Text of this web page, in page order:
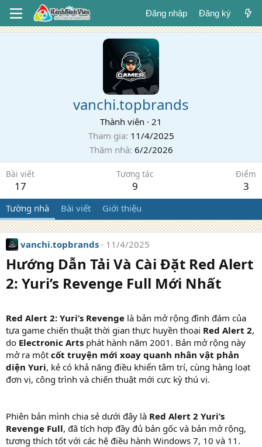
Đăng nhập Đăng ký
vanchi.topbrands
Thành viên · 21
Tham gia 11/4/2025
Thăm nhà 6/2/2026
Bài viết
17
Tương tác
9
Điểm
3
Tường nhà Bài viết Giới thiệu
vanchi.topbrands 11/4/2025
Hướng Dẫn Tải Và Cài Đặt Red Alert
2: Yuri’s Revenge Full Mới Nhất
Red Alert 2: Yuri’s Revenge là bản mở rộng đình đám của
tựa game chiến thuật thời gian thực huyền thoại Red Alert 2,
do Electronic Arts phát hành năm 2001. Bản mở rộng này
mở ra một cốt truyện mới xoay quanh nhân vật phản
diện Yuri, kẻ có khả năng điều khiển tâm trí, cùng hàng loạt
đơn vị, công trình và chiến thuật mới cực kỳ thú vị.
Phiên bản mình chia sẻ dưới đây là Red Alert 2 Yuri’s
Revenge Full, đã tích hợp đầy đủ bản gốc và bản mở rộng,
tương thích tốt với các hệ điều hành Windows 7, 10 và 11.